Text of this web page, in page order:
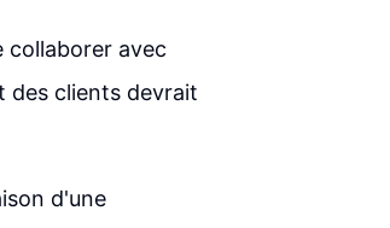
collaborer avec
des clients devrait
d'une